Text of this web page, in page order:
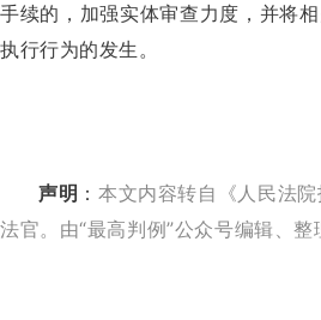
手续的，加强实体审查力度，并将
执行行为的发生。
声明 ： 本文内容转自《人民法
法官。由“最高判例”公众号编辑、